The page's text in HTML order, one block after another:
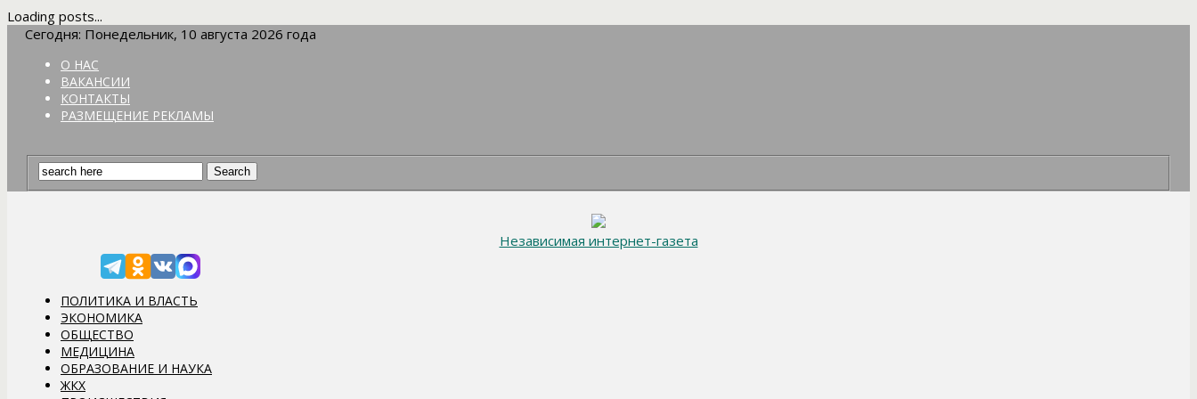
Loading posts...
Сегодня: Понедельник, 10 августа 2026 года
О НАС
ВАКАНСИИ
КОНТАКТЫ
РАЗМЕЩЕНИЕ РЕКЛАМЫ
Независимая интернет-газета
ПОЛИТИКА И ВЛАСТЬ
ЭКОНОМИКА
ОБЩЕСТВО
МЕДИЦИНА
ОБРАЗОВАНИЕ И НАУКА
ЖКХ